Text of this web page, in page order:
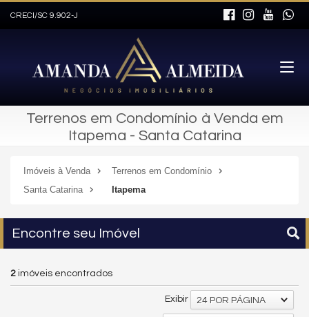
CRECI/SC 9.902-J
Terrenos em Condomínio à Venda em
Itapema - Santa Catarina
Imóveis à Venda
Terrenos em Condomínio
Santa Catarina
Itapema
Encontre seu Imóvel
2 imóveis encontrados
Exibir 24 POR PÁGINA